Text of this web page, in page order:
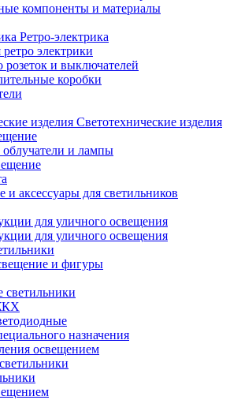
компоненты и материалы
Ретро-электрика
электрики
розеток и выключателей
коробки
Светотехнические изделия
и лампы
аксессуары для светильников
для уличного освещения
для уличного освещения
и фигуры
назначения
освещением